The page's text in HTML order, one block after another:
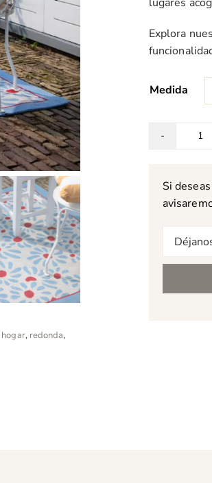
hogar, redonda,
Explora
Medida
Si
Correo
electrónico